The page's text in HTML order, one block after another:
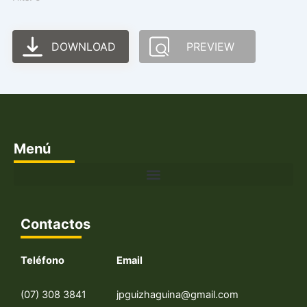
DOWNLOAD PREVIEW
Menú
Contactos
Teléfono
(07) 308 3841
Email
jpguizhaguina@gmail.com